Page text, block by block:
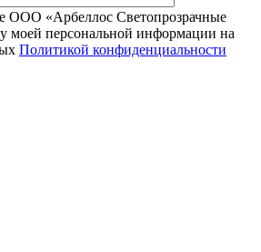
ООО «Арбеллос Светопрозрачные
моей персональной информации на
Политикой конфиденциальности